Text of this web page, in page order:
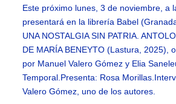
Este próximo lunes, 3 de noviembre, a
presentará en la librería Babel
UNA NOSTALGIA SIN PATRIA.
DE MARÍA BENEYTO (Lastura, 2025),
por Manuel Valero Gómez y Elia
Temporal.Presenta: Rosa
Valero Gómez, uno de los autores.